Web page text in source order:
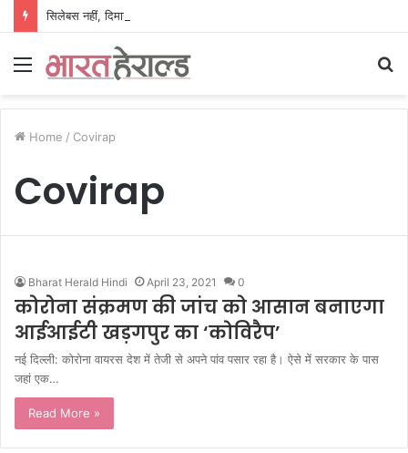
Menu
Home / Covirap
Covirap
Bharat Herald Hindi April 23, 2021 0
कोरोना संक्रमण की जांच को आसान बनाएगा
आईआईटी खड़गपुर का ‘कोविरैप’
नई दिल्ली: कोरोना वायरस देश में तेजी से अपने पांव पसार रहा है। ऐसे में सरकार के पास
जहां एक…
Read More »